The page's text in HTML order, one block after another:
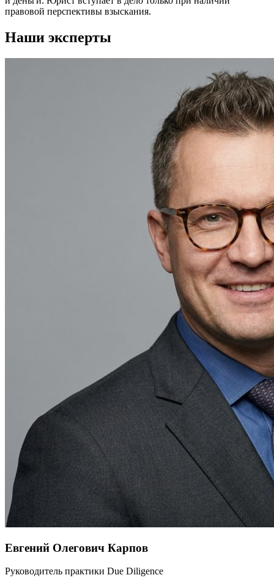
правовой перспективы взыскания.
Наши эксперты
Евгений Олегович Карпов
Руководитель практики Due Diligence